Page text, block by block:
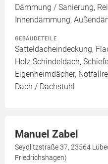
Dämmung / Sanierung,
Innendämmung,
GEBÄUDETEILE
Satteldacheindeckung,
Holz Schindeldach,
Eigenheimdächer,
Dach / Dachstuhl
Manuel Zabel
Seydlitzstraße 37, 23564
Friedrichshagen)